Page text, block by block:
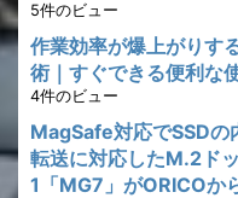
5件のビュー
作業効率が爆上がりす
術｜すぐできる便利な
4件のビュー
MagSafe対応でSSD
転送に対応したM.2ド
1「MG7」がORICOか